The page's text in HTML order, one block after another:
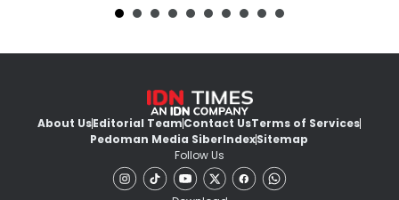
About UsEditorial TeamContact UsTerms of Services
Pedoman Media SiberIndexSitemap
Follow Us